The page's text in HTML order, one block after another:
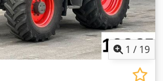
1 / 19